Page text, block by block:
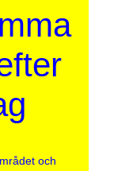
och